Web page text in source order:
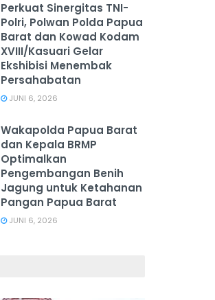
‎Perkuat Sinergitas TNI-
Polri, Polwan Polda Papua
Barat dan Kowad Kodam
XVIII/Kasuari Gelar
Ekshibisi Menembak
Persahabatan
JUNI 6, 2026
Wakapolda Papua Barat
dan Kepala BRMP
Optimalkan
Pengembangan Benih
Jagung untuk Ketahanan
Pangan Papua Barat
JUNI 6, 2026